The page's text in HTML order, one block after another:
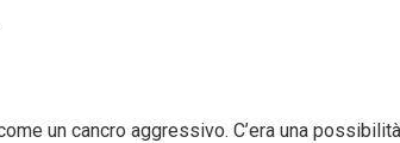
un cancro aggressivo. C’era una